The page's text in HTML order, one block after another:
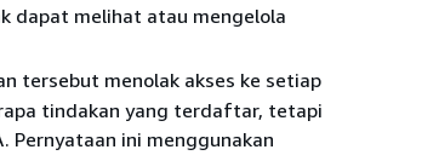
dapat melihat atau mengelola
tersebut menolak akses ke setiap
tindakan yang terdaftar, tetapi
Pernyataan ini menggunakan